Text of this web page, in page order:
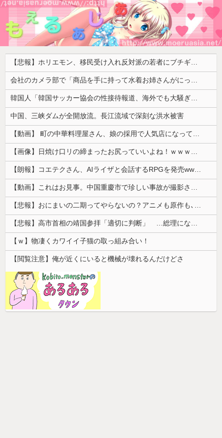
【悲報】ホリエモン、移民受け入れ反対派の若者にブチギレ「差別するなんて最低だ！」 → スタジオ誰も反論できず沈黙 ………
会社のカメラ部で「商品を手に持って水着お姉さんがにっこり」を撮影、だがお姉さんは素人アルバイトで親バレした結果……
韓国人「韓国サッカー協会の性接待報道、海外でも大騒ぎに・・・2002年W杯4強の記録取り消しの声も」→「マジで国の恥だ」「2002年まで疑う価値...
中国、三峡ダムが全開放流。長江流域で深刻な洪水被害
【動画】 町の中華料理屋さん、娘の採用で人気店になってしまう
【画像】日焼け口リの締まったお尻っていいよね！ｗｗｗｗｗ
【朗報】コエテクさん、AIライザと会話するRPGを発売wwwwwwwwwwww
【動画】これはお見事。中国重慶市で珍しい事故が撮影される。
【悲報】おにまいの二期ってやらないの？アニメも原作も､外人からも人気あったのに
【悲報】高市首相の靖国参拝「適切に判断」 …総理になる前の昨年は参拝
【ｗ】物凄くカワイイ子猫の取っ組み合い！
【閲覧注意】俺が近くにいると機械が壊れるんだけどさ